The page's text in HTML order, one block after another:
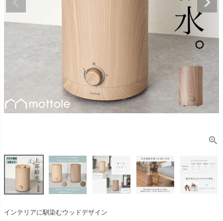
インテリアに馴染むウッドデザイン